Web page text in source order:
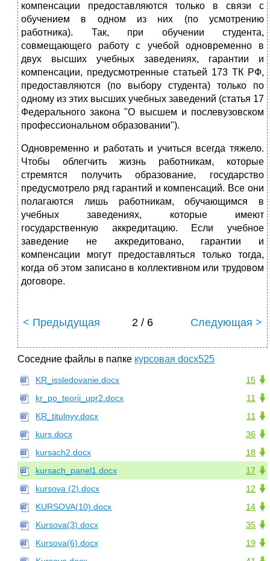
компенсации предоставляются только в связи с
обучением в одном из них (по усмотрению
работника). Так, при обучении студента,
совмещающего работу с учебой одновременно в
двух высших учебных заведениях, гарантии и
компенсации, предусмотренные статьей 173 ТК РФ,
предоставляются (по выбору студента) только по
одному из этих высших учебных заведений (статья 17
Федерального закона "О высшем и послевузовском
профессиональном образовании").
Одновременно и работать и учиться всегда тяжело.
Чтобы облегчить жизнь работникам, которые
стремятся получить образование, государство
предусмотрело ряд гарантий и компенсаций. Все они
полагаются лишь работникам, обучающимся в
учебных заведениях, которые имеют
государственную аккредитацию. Если учебное
заведение не аккредитовано, гарантии и
компенсации могут предоставляться только тогда,
когда об этом записано в коллективном или трудовом
договоре.
< Предыдущая 2 / 6 Следующая >
Соседние файлы в папке курсовая docx525
15
KR_issledovanie.docx
11
kr_po_teorii_upr2.docx
11
KR_titulnyy.docx
36
kurs.docx
18
kursach2.docx
17
kursach_panel1.docx
12
kursova (2).docx
14
KURSOVA(10).docx
35
Kursova(3).docx
19
Kursova(6).docx